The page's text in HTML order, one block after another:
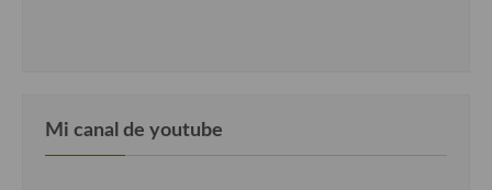
Cocina Europea
Mi canal de youtube